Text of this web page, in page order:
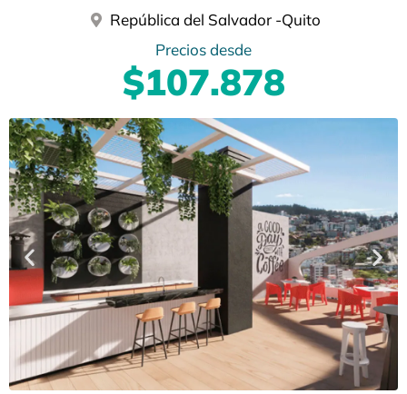
República del Salvador -Quito
Precios desde
$107.878